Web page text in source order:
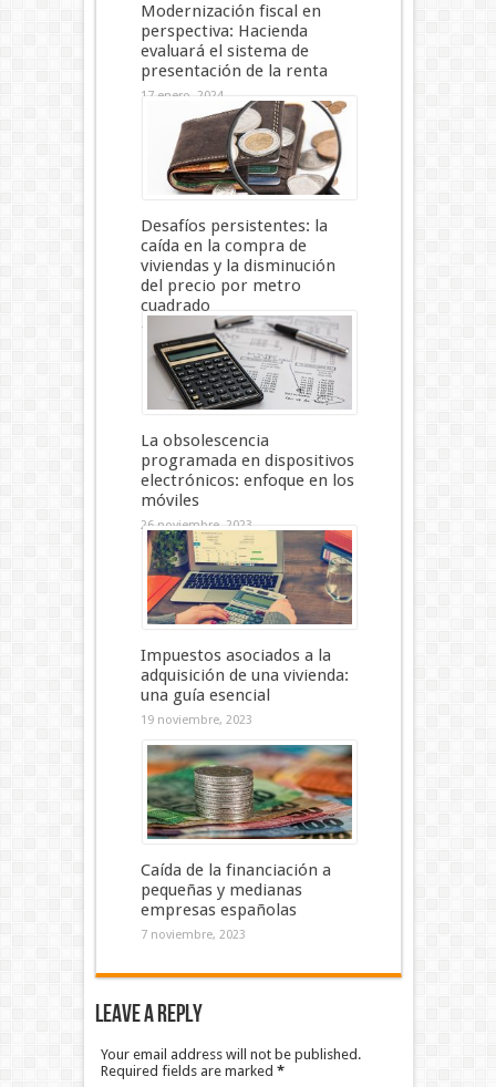
Modernización fiscal en
perspectiva: Hacienda
evaluará el sistema de
presentación de la renta
17 enero, 2024
Desafíos persistentes: la
caída en la compra de
viviendas y la disminución
del precio por metro
cuadrado
10 enero, 2024
La obsolescencia
programada en dispositivos
electrónicos: enfoque en los
móviles
26 noviembre, 2023
Impuestos asociados a la
adquisición de una vivienda:
una guía esencial
19 noviembre, 2023
Caída de la financiación a
pequeñas y medianas
empresas españolas
7 noviembre, 2023
Leave a Reply
Your email address will not be published.
Required fields are marked *